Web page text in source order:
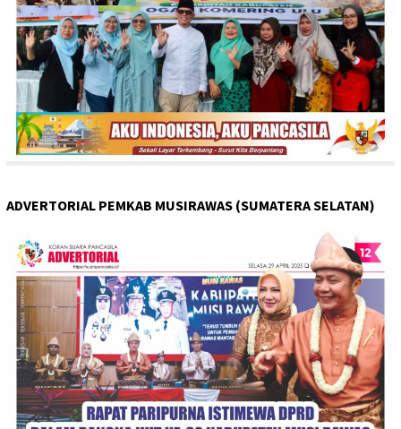
ADVERTORIAL PEMKAB MUSIRAWAS (SUMATERA SELATAN)